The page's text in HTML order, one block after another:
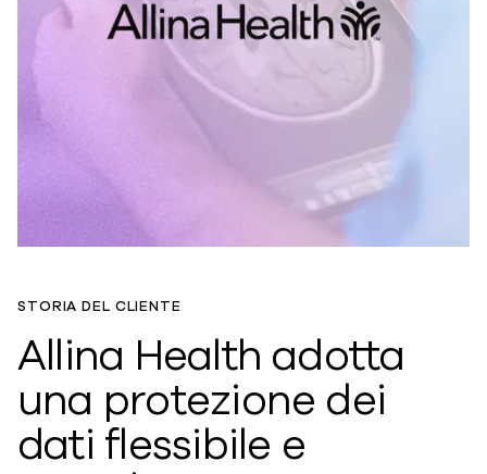
STORIA DEL CLIENTE
Allina Health adotta
una protezione dei
dati flessibile e